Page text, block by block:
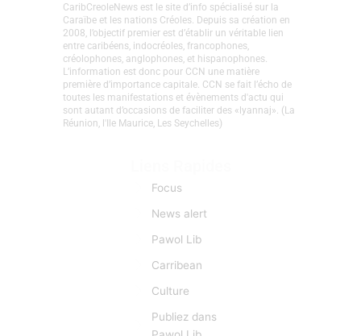
CaribCreoleNews est le site d’info spécialisé sur la
Caraïbe et les nations Créoles. Depuis sa création en
2008, l’objectif premier est d’établir un véritable lien
entre caribéens, indocréoles, francophones,
créolophones, anglophones, et hispanophones.
L’information est donc pour CCN une matière
première d’importance capitale. CCN se fait l’écho de
toutes les manifestations et évènements d'actu qui
sont autant d’occasions de faciliter des «lyannaj». (La
Réunion, l'Ile Maurice, Les Seychelles)
Focus
News alert
Pawol Lib
Carribean
Culture
Publiez dans